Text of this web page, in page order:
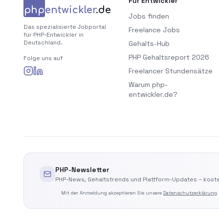
phpentwickler.de
Das spezialisierte Jobportal
für PHP-Entwickler in
Deutschland.
Folge uns auf
Jobs finden
Freelance Jobs
Gehalts-Hub
PHP Gehaltsreport 2026
Freelancer Stundensätze
Warum php-
entwickler.de?
PHP-Newsletter
PHP-News, Gehaltstrends und Plattform-Updates –
Mit der Anmeldung akzeptieren Sie unsere Datenschutzerklärung.